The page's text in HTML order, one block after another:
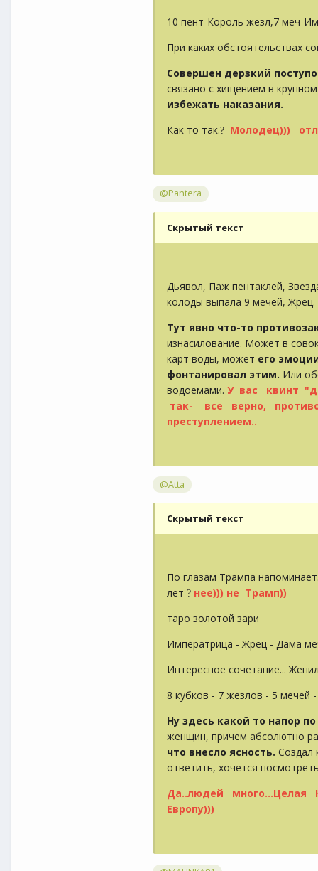
10 пент-Король жезл,7 меч-
При каких обстоятельствах
Совершен дерзкий
связано с хищением в
избежать наказания.
Как то так.? Молодец)))
@Pantera
Скрытый текст
Дьявол, Паж пентаклей,
колоды выпала 9 мечей, Жрец.
Тут явно что-то
изнасилование. Может в
карт воды, может его
фонтанировал этим. Или
водоемами. У вас квинт
так- все верно,
преступлением..
@Atta
Скрытый текст
По глазам Трампа
лет ? нее))) не Трамп))
таро золотой зари
Императрица - Жрец - Дама
Интересное сочетание...
8 кубков - 7 жезлов - 5 мечей
Ну здесь какой то напор
женщин, причем абсолютно
что внесло ясность. Создал
ответить, хочется
Да..людей
Европу)))